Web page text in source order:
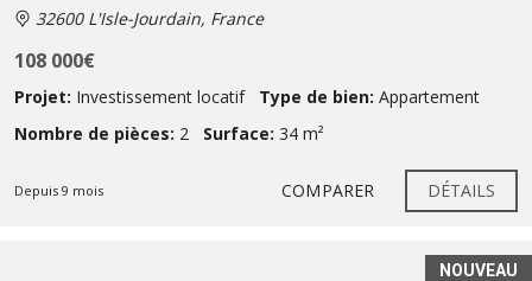
32600 L'Isle-Jourdain, France
108 000€
Projet: Investissement locatif Type de bien: Appartement
Nombre de pièces: 2 Surface: 34 m²
Depuis 9 mois COMPARER DÉTAILS
NOUVEAU